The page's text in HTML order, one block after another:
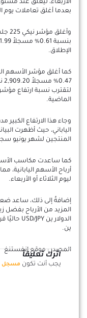
الأربعاء، ليغلق عند
بعدما أغلق تعاملات يوم
وأغلق مؤشر نيكي 225 جلسة سوق
الإطلاق.
الماضية.
وجاء هذا الارتفاع
الياباني، حيث أظهرت
المنتجين لشهر يونيو سجل أعلى
كما ساعدت مكاسب
أرباح الأسهم
ليوم الثلاثاء أو الأربعاء.
إضافةً إلى ذلك، ساعد ضعف
المزيد من الأرباح بفضل
ين.
المصدر : موقع انفستنغ
اترك تعليقاً
يجب أنت تكون مسجل